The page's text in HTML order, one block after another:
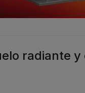
radiante y